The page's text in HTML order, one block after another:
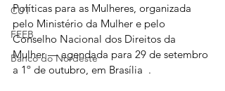
CUT
FEEB
Banco do Nordeste
Políticas para as Mulheres, organizada
pelo Ministério da Mulher e pelo
Conselho Nacional dos Direitos da
Mulher — agendada para 29 de setembro
a 1º de outubro, em Brasília  .